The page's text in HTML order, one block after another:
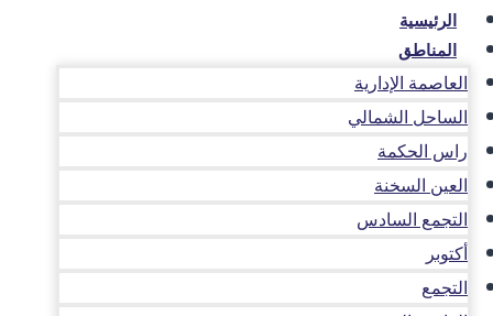
الرئيسية
المناطق
العاصمة الإدارية
الساحل الشمالي
راس الحكمة
العين السخنة
التجمع السادس
أكتوبر
التجمع